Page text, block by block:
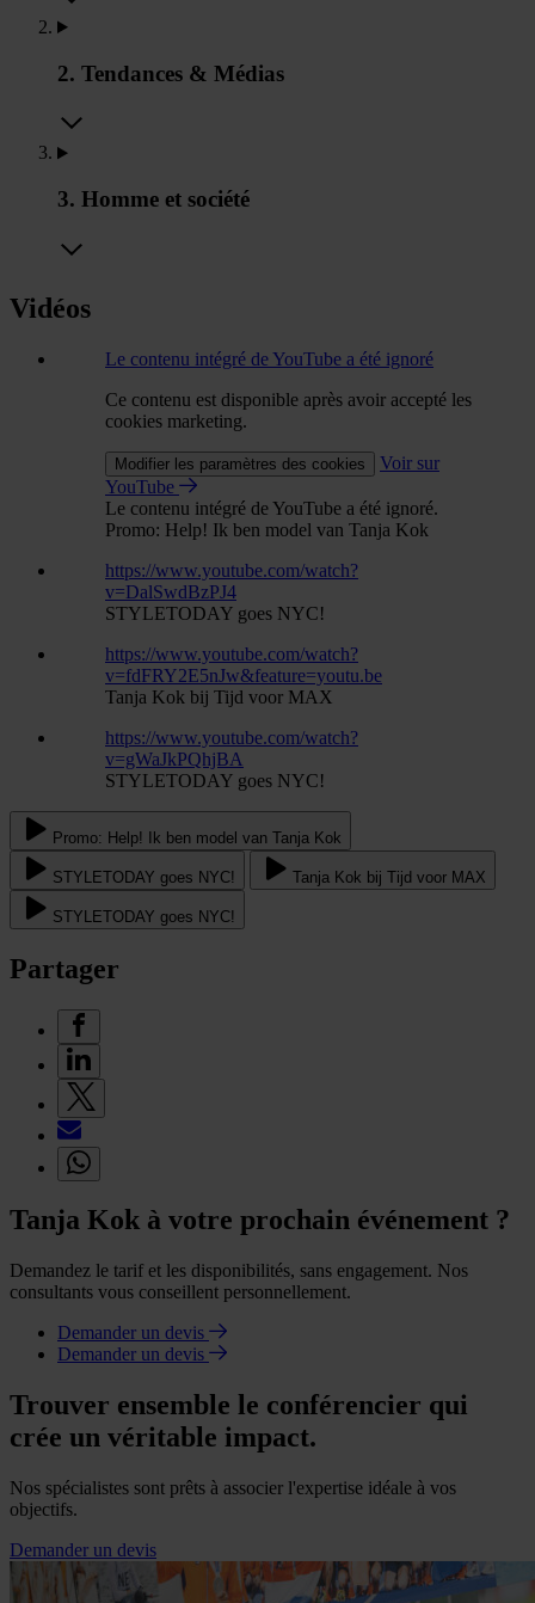
2. Tendances & Médias
3. Homme et société
Vidéos
Le contenu intégré de YouTube a été ignoré
Ce contenu est disponible après avoir accepté les
cookies marketing.
Modifier les paramètres des cookies
Voir sur
YouTube
Le contenu intégré de YouTube a été ignoré.
Promo: Help! Ik ben model van Tanja Kok
https://www.youtube.com/watch?
v=DalSwdBzPJ4
STYLETODAY goes NYC!
https://www.youtube.com/watch?
v=fdFRY2E5nJw&feature=youtu.be
Tanja Kok bij Tijd voor MAX
https://www.youtube.com/watch?
v=gWaJkPQhjBA
STYLETODAY goes NYC!
Promo: Help! Ik ben model van Tanja Kok
STYLETODAY goes NYC! Tanja Kok bij Tijd voor MAX
STYLETODAY goes NYC!
Partager
Tanja Kok à votre prochain événement ?
Demandez le tarif et les disponibilités, sans engagement. Nos
consultants vous conseillent personnellement.
Demander un devis
Demander un devis
Trouver ensemble le conférencier qui
crée un véritable impact.
Nos spécialistes sont prêts à associer l'expertise idéale à vos
objectifs.
Demander un devis